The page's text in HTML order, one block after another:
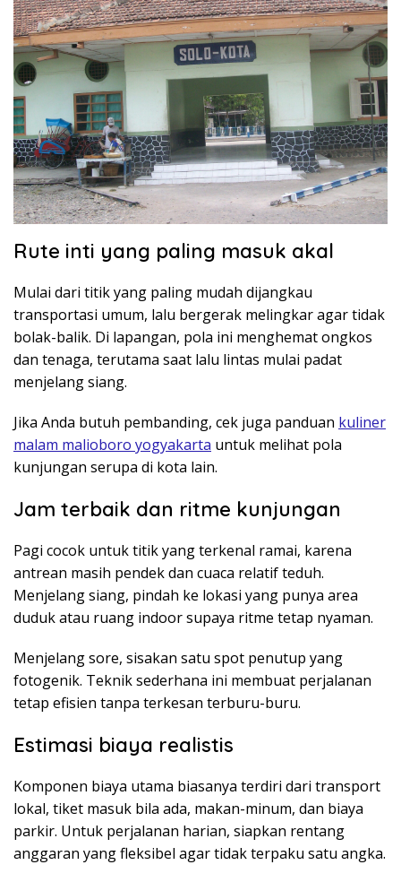
Rute inti yang paling masuk akal
Mulai dari titik yang paling mudah dijangkau
transportasi umum, lalu bergerak melingkar agar tidak
bolak-balik. Di lapangan, pola ini menghemat ongkos
dan tenaga, terutama saat lalu lintas mulai padat
menjelang siang.
Jika Anda butuh pembanding, cek juga panduan kuliner
malam malioboro yogyakarta untuk melihat pola
kunjungan serupa di kota lain.
Jam terbaik dan ritme kunjungan
Pagi cocok untuk titik yang terkenal ramai, karena
antrean masih pendek dan cuaca relatif teduh.
Menjelang siang, pindah ke lokasi yang punya area
duduk atau ruang indoor supaya ritme tetap nyaman.
Menjelang sore, sisakan satu spot penutup yang
fotogenik. Teknik sederhana ini membuat perjalanan
tetap efisien tanpa terkesan terburu-buru.
Estimasi biaya realistis
Komponen biaya utama biasanya terdiri dari transport
lokal, tiket masuk bila ada, makan-minum, dan biaya
parkir. Untuk perjalanan harian, siapkan rentang
anggaran yang fleksibel agar tidak terpaku satu angka.